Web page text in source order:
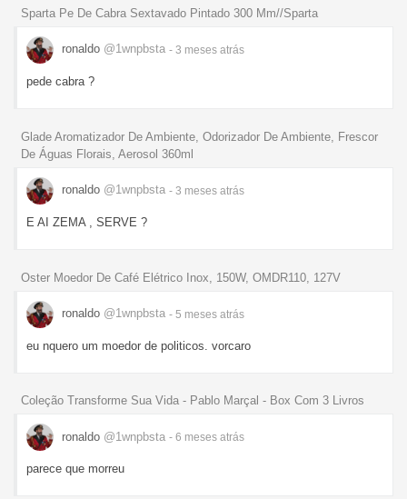
Sparta Pe De Cabra Sextavado Pintado 300 Mm//Sparta
ronaldo @1wnpbsta - 3 meses atrás
pede cabra ?
Glade Aromatizador De Ambiente, Odorizador De Ambiente, Frescor
De Águas Florais, Aerosol 360ml
ronaldo @1wnpbsta - 3 meses atrás
E AI ZEMA , SERVE ?
Oster Moedor De Café Elétrico Inox, 150W, OMDR110, 127V
ronaldo @1wnpbsta - 5 meses atrás
eu nquero um moedor de politicos. vorcaro
Coleção Transforme Sua Vida - Pablo Marçal - Box Com 3 Livros
ronaldo @1wnpbsta - 6 meses atrás
parece que morreu